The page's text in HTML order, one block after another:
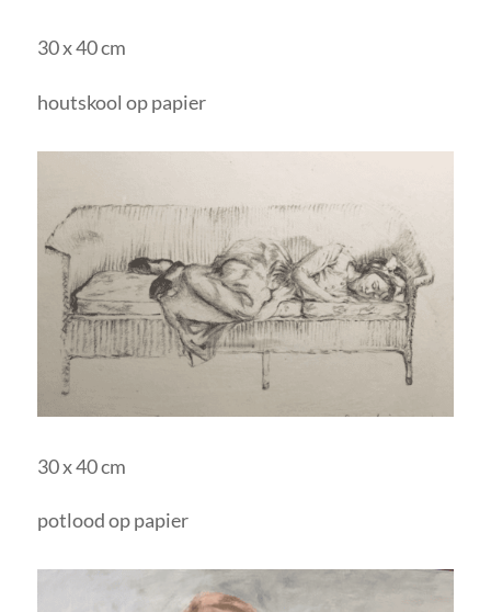
30 x 40 cm
houtskool op papier
30 x 40 cm
potlood op papier